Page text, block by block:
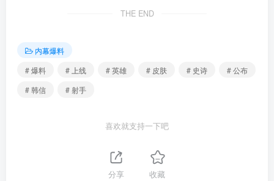
THE END
内幕爆料
# 爆料
# 上线 # 英雄 # 皮肤 # 史诗
# 公布
# 韩信
# 射手
喜欢就支持一下吧
分享 收藏